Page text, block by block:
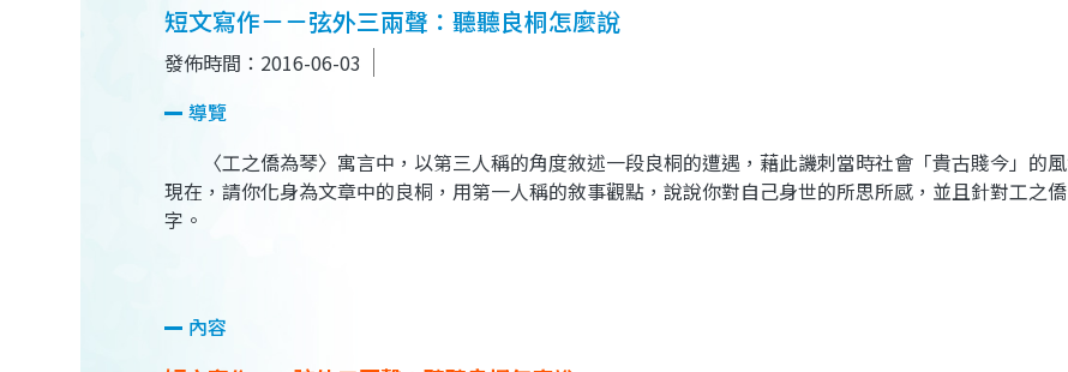
短文寫作－－弦外三兩聲：聽聽良桐怎麼說
發佈時間：2016-06-03
導覽
〈工之僑為琴〉寓言中，以第三人稱的角度敘述一段良桐的遭遇，藉此譏刺當時社會「貴古賤今」
現在，請你化身為文章中的良桐，用第一人稱的敘事觀點，說說你對自己身世的所思所感，並且針對工之
字。
內容